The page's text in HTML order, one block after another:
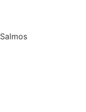
Salmos